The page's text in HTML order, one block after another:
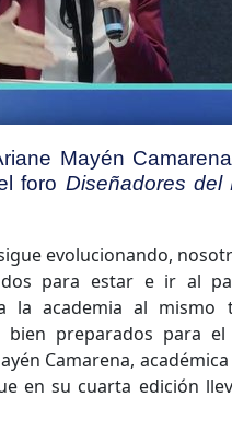
Mayén
foro Diseñadores del
evolucionando,
para estar e ir al
la academia al mismo
bien preparados para
Camarena,
en su cuarta edición